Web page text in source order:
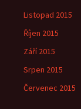
Listopad 2015
Říjen 2015
Září 2015
Srpen 2015
Červenec 2015